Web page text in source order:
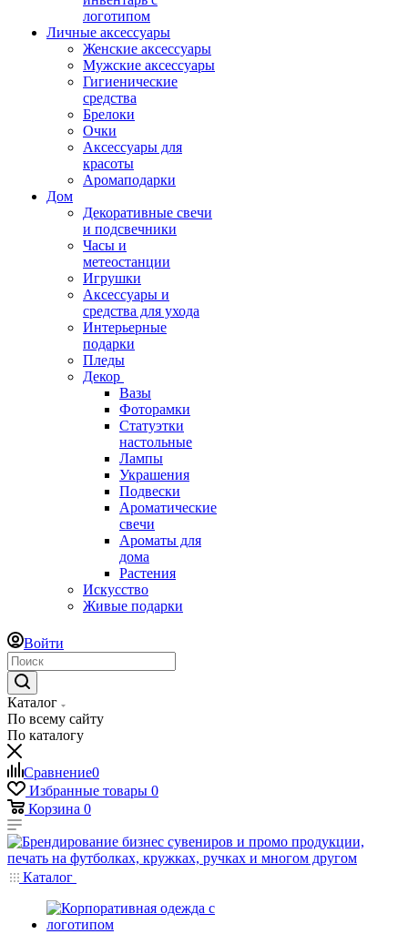
логотипом
Личные аксессуары
Женские аксессуары
Мужские аксессуары
Гигиенические
средства
Брелоки
Очки
Аксессуары для
красоты
Аромаподарки
Дом
Декоративные свечи
и подсвечники
Часы и
метеостанции
Игрушки
Аксессуары и
средства для ухода
Интерьерные
подарки
Пледы
Декор
Вазы
Фоторамки
Статуэтки
настольные
Лампы
Украшения
Подвески
Ароматические
свечи
Ароматы для
дома
Растения
Искусство
Живые подарки
Войти
Каталог
По всему сайту
По каталогу
Сравнение0
Избранные товары 0
Корзина 0
Каталог